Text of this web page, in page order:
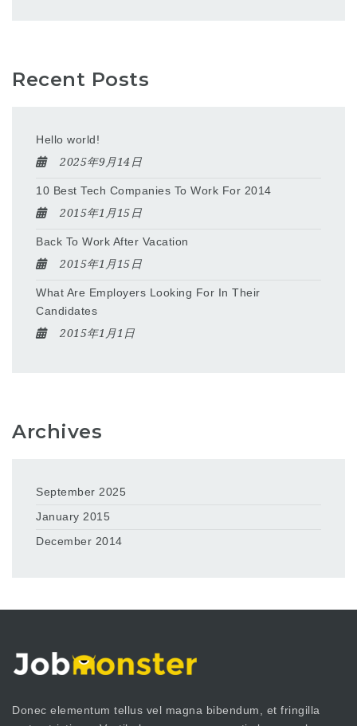
Recent Posts
Hello world!
2025年9月14日
10 Best Tech Companies To Work For 2014
2015年1月15日
Back To Work After Vacation
2015年1月15日
What Are Employers Looking For In Their
Candidates
2015年1月1日
Archives
September 2025
January 2015
December 2014
Donec elementum tellus vel magna bibendum, et fringilla